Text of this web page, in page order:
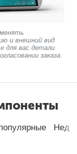
и внешний вид
для вас детали
заказа.